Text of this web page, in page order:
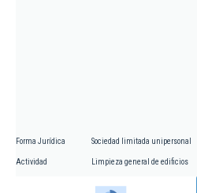
Forma Jurídica Sociedad limitada unipersonal
Actividad Limpieza general de edificios